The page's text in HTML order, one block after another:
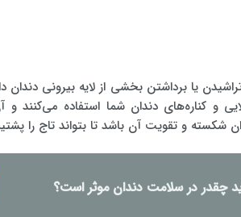
یا برداشتن بخشی از لایه بیرونی دندان
و کناره‌های دندان شما استفاده می‌کنند
و تقویت آن باشد تا بتواند تاج را
چقدر در سلامت دندان موثر است؟